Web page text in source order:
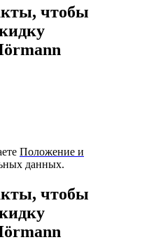
чтобы
Положение и
данных.
чтобы